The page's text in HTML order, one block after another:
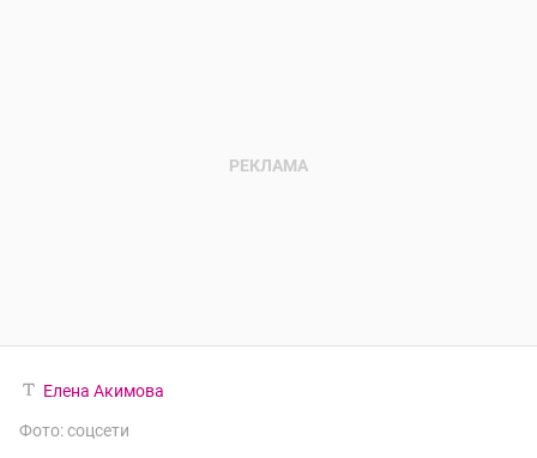
Елена Акимова
Фото: соцсети